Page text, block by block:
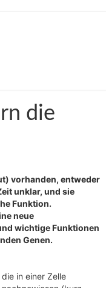
die
vorhanden, entweder
unklar, und sie
Funktion.
neue
wichtige Funktionen
Genen.
in einer Zelle